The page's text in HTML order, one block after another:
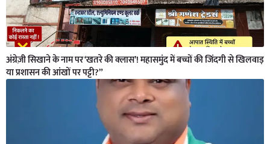
अंग्रेज़ी सिखाने के नाम पर ‘खतरे की क्लास’! महासमुंद में बच्चों की जिंदगी से खिलवाड़
या प्रशासन की आंखों पर पट्टी?”